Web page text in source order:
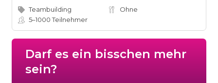
Teambuilding
Ohne
5–1000Teilnehmer
Darf es ein bisschen mehr
sein?